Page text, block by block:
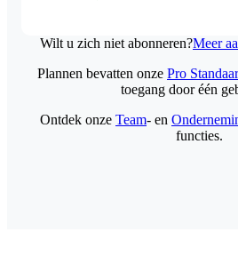
Wilt u zich niet abonneren?Meer
Plannen bevatten onze Pro
toegang door één
Ontdek onze Team- en
functies.